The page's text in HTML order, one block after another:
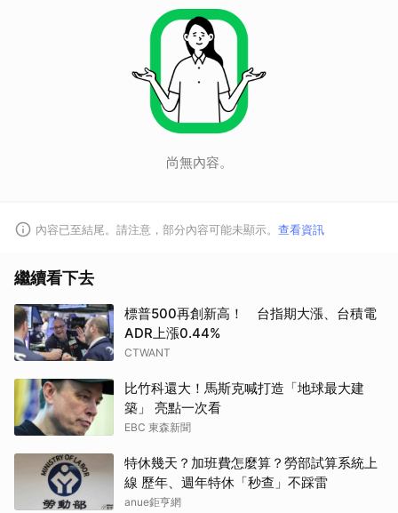
尚無內容。
內容已至結尾。請注意，部分內容可能未顯示。 查看資訊
繼續看下去
標普500再創新高！ 台指期大漲、台積電
ADR上漲0.44%
CTWANT
比竹科還大！馬斯克喊打造「地球最大建
築」 亮點一次看
EBC 東森新聞
特休幾天？加班費怎麼算？勞部試算系統上
線 歷年、週年特休「秒查」不踩雷
anue鉅亨網
取消